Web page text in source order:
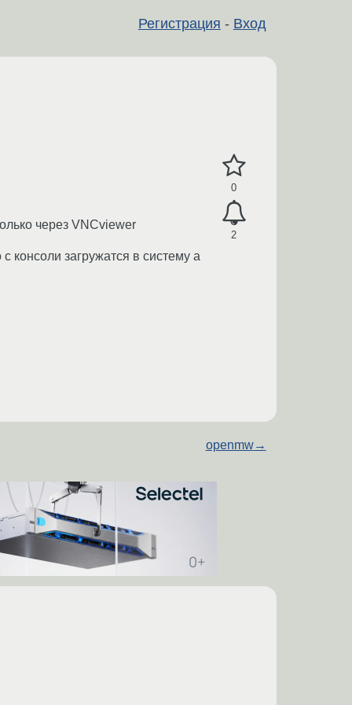
Регистрация - Вход
0
2
через VNCviewer
консоли загружатся в систему а
openmw→